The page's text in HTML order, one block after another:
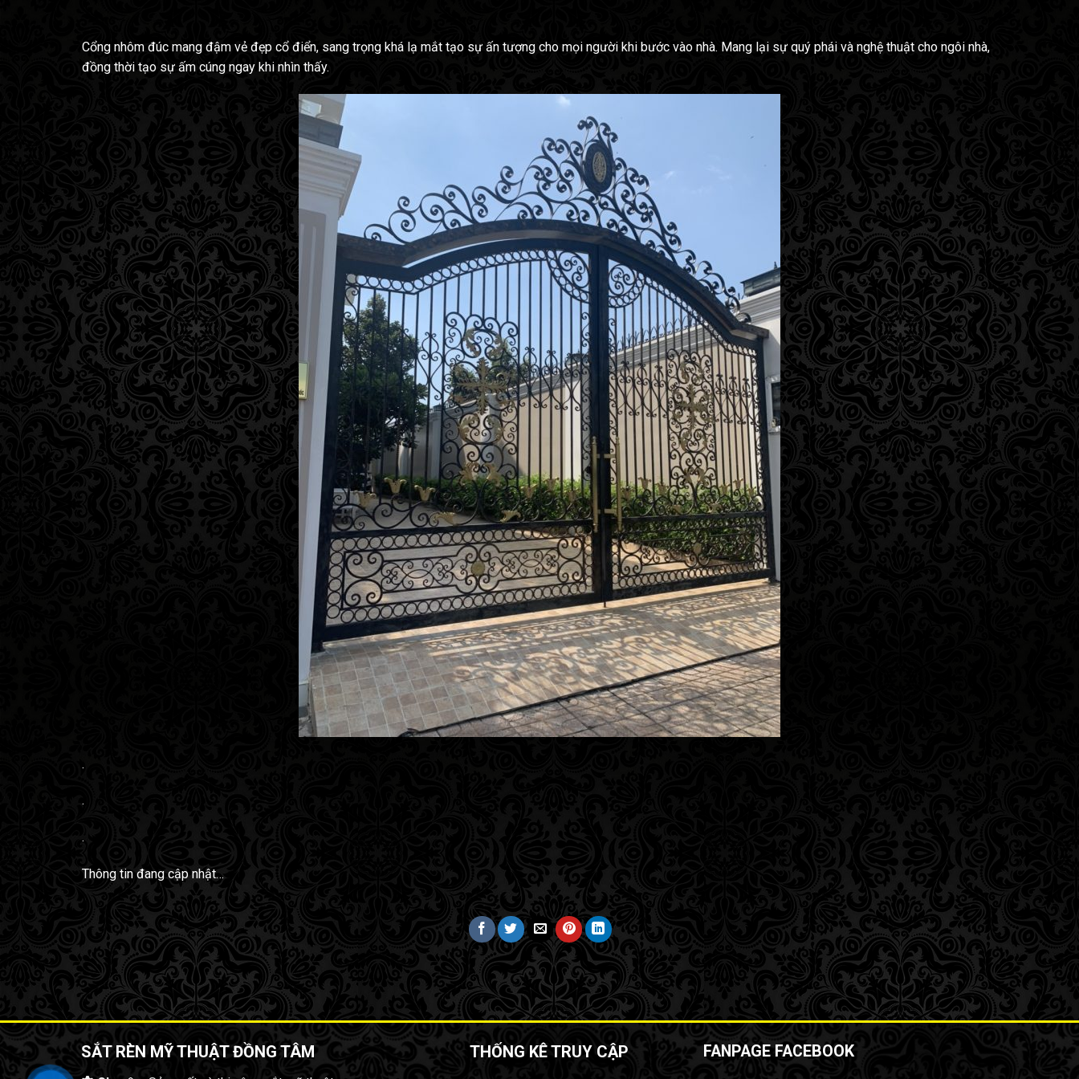
Cổng nhôm đúc mang đậm vẻ đẹp cổ điển, sang trọng khá lạ mắt tạo sự ấn tượng cho mọi người khi bước vào nhà. Mang lại sự quý phái và nghệ thuật cho ngôi nhà,
đồng thời tạo sự ấm cúng ngay khi nhìn thấy.
.
.
.
Thông tin đang cập nhật…
SẮT RÈN MỸ THUẬT ĐỒNG TÂM THỐNG KÊ TRUY CẬP FANPAGE FACEBOOK